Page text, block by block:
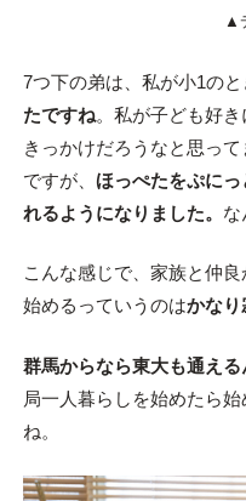
▲
7つ下の弟は、私が小1のと
たですね。私が子ども好
きっかけだろうなと思っ
ですが、 ほっぺたをぷに
れるようになりました。 な
こんな感じで、家族と仲
始めるっていうのはかなり
群馬からなら東大も通える
局一人暮らしを始めたら
ね。